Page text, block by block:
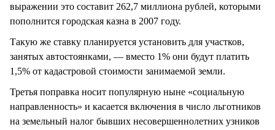
выражении это составит 262,7 миллиона рублей, которыми
пополнится городская казна в 2007 году.
Такую же ставку планируется установить для участков,
занятых автостоянками, — вместо 1% они будут платить
1,5% от кадастровой стоимости занимаемой земли.
Третья поправка носит популярную ныне «социальную
направленность» и касается включения в число льготников
на земельный налог бывших несовершеннолетних узников